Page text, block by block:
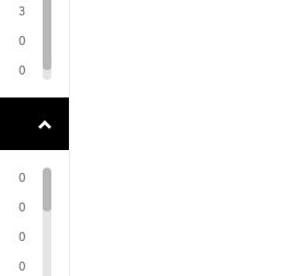
3
0
0
0
0
0
0